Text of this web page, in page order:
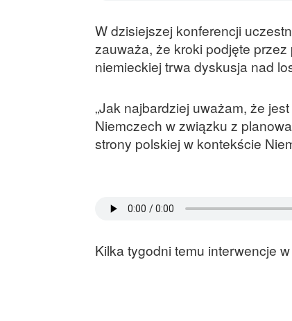
W dzisiejszej konferencji
zauważa, że kroki podjęte
niemieckiej trwa dyskusja nad
„Jak najbardziej uważam, że
Niemczech w związku z
strony polskiej w kontekście
Kilka tygodni temu interwencje